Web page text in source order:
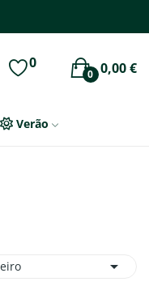
0 0,00 €
0
Verão
